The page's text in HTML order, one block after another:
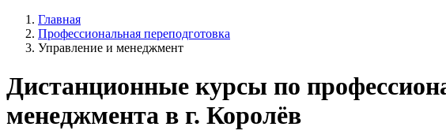
Главная
Профессиональная переподготовка
Управление и менеджмент
Дистанционные курсы по
менеджмента в г. Королёв